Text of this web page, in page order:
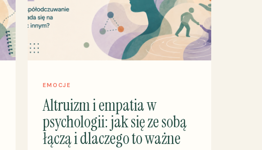
EMOCJE
Altruizm i empatia w
psychologii: jak się ze sobą
łączą i dlaczego to ważne